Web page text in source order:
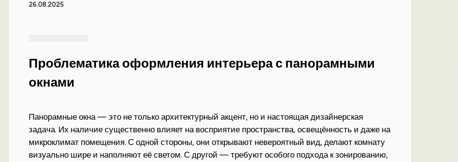
26.08.2025
Проблематика оформления интерьера с панорамными
окнами
Панорамные окна — это не только архитектурный акцент, но и настоящая дизайнерская
задача. Их наличие существенно влияет на восприятие пространства, освещённость и даже на
микроклимат помещения. С одной стороны, они открывают невероятный вид, делают комнату
визуально шире и наполняют её светом. С другой — требуют особого подхода к зонированию,